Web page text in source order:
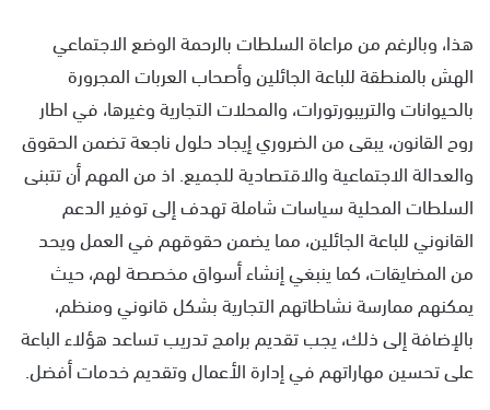
هذا، وبالرغم من مراعاة السلطات بالرحمة الوضع الاجتماعي
الهش بالمنطقة للباعة الجائلين وأصحاب العربات المجرورة
بالحيوانات والتريبورتورات، والمحلات التجارية وغيرها، في اطار
روح القانون، يبقى من الضروري إيجاد حلول ناجعة تضمن الحقوق
والعدالة الاجتماعية والاقتصادية للجميع. اذ من المهم أن تتبنى
السلطات المحلية سياسات شاملة تهدف إلى توفير الدعم
القانوني للباعة الجائلين، مما يضمن حقوقهم في العمل ويحد
من المضايقات، كما ينبغي إنشاء أسواق مخصصة لهم، حيث
يمكنهم ممارسة نشاطاتهم التجارية بشكل قانوني ومنظم،
بالإضافة إلى ذلك، يجب تقديم برامج تدريب تساعد هؤلاء الباعة
على تحسين مهاراتهم في إدارة الأعمال وتقديم خدمات أفضل.